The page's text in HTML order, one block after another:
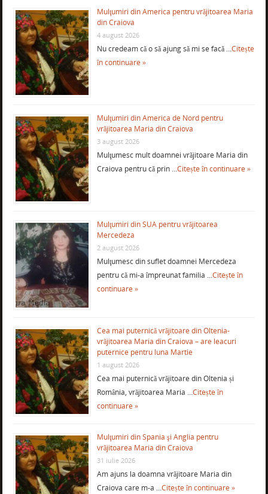
Mulţumiri din America pentru vrăjitoarea Maria
din Craiova
4 august 2026
Nu credeam că o să ajung să mi se facă …Citește
în continuare »
Mulţumiri din America de Nord pentru
vrăjitoarea Maria din Craiova
3 august 2026
Mulţumesc mult doamnei vrăjitoare Maria din
Craiova pentru că prin …Citește în continuare »
Mulţumiri din SUA pentru vrăjitoarea
Mercedeza
2 august 2026
Mulţumesc din suflet doamnei Mercedeza
pentru că mi-a împreunat familia …Citește în
continuare »
Cea mai puternică vrăjitoare din Oltenia-
vrăjitoarea Maria din Craiova – are leacuri
puternice pentru luna Martie
1 august 2026
Cea mai puternică vrăjitoare din Oltenia și
România, vrăjitoarea Maria …Citește în
continuare »
Mulţumiri din Spania şi Anglia pentru
vrăjitoarea Maria din Craiova
31 iulie 2026
Am ajuns la doamna vrăjitoare Maria din
Craiova care m-a …Citește în continuare »